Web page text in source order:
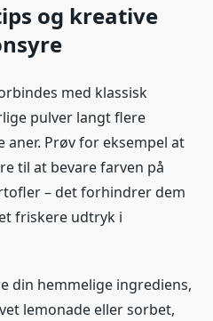
og kreative
med klassisk
pulver langt flere
aner. Prøv for eksempel at
til at bevare farven på
– det forhindrer dem
friskere udtryk i
din hemmelige ingrediens,
lemonade eller sorbet,